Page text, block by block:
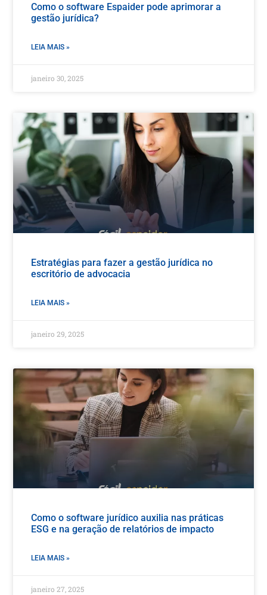
Como o software Espaider pode aprimorar a
gestão jurídica?
LEIA MAIS »
janeiro 30, 2025
Estratégias para fazer a gestão jurídica no
escritório de advocacia
LEIA MAIS »
janeiro 29, 2025
Como o software jurídico auxilia nas práticas
ESG e na geração de relatórios de impacto
LEIA MAIS »
janeiro 27, 2025